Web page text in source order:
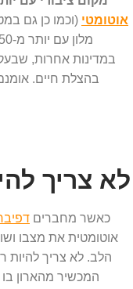
אוטומטי
במדינות אחרות,
בהצלת חיים.
לא צריך
כאשר מחברים
אוטומטית את מצבו
הלב. לא צריך להיות
המכשיר מהארון